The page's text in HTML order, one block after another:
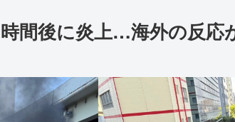
間後に炎上…海外の反応